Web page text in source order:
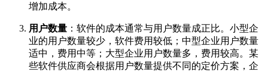
增加成本。
用户数量 ：软件的成本通常与用户数量成正比。小型企
业的用户数量较少，软件费用较低；中型企业用户数量
适中，费用中等；大型企业用户数量多，费用较高。某
些软件供应商会根据用户数量提供不同的定价方案，企